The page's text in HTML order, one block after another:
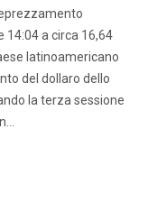
14:04 a circa 16,64
latinoamericano
del dollaro dello
la terza sessione